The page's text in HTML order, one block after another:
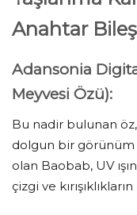
Anahtar
Adansonia
Meyvesi Özü):
Bu nadir bulunan öz,
dolgun bir görünüm
olan Baobab, UV
çizgi ve